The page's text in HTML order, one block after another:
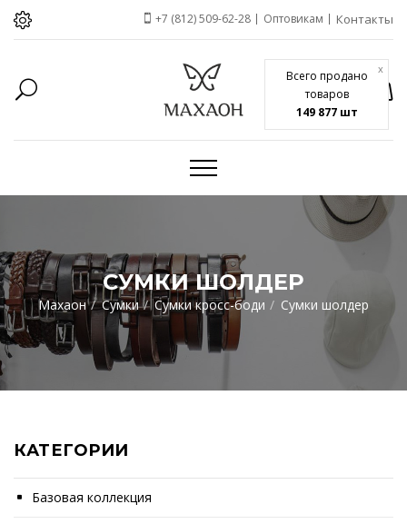
Всего продано
товаров
149 877 шт
x
+7 (812) 509-62-28 Оптовикам Контакты
СУМКИ ШОЛДЕР
Махаон Сумки Сумки кросс-боди Сумки шолдер
КАТЕГОРИИ
Базовая коллекция